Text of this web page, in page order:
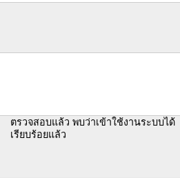
ตรวจสอบแล้ว พบว่าเข้าใช้งานระบบได้
เรียบร้อยแล้ว